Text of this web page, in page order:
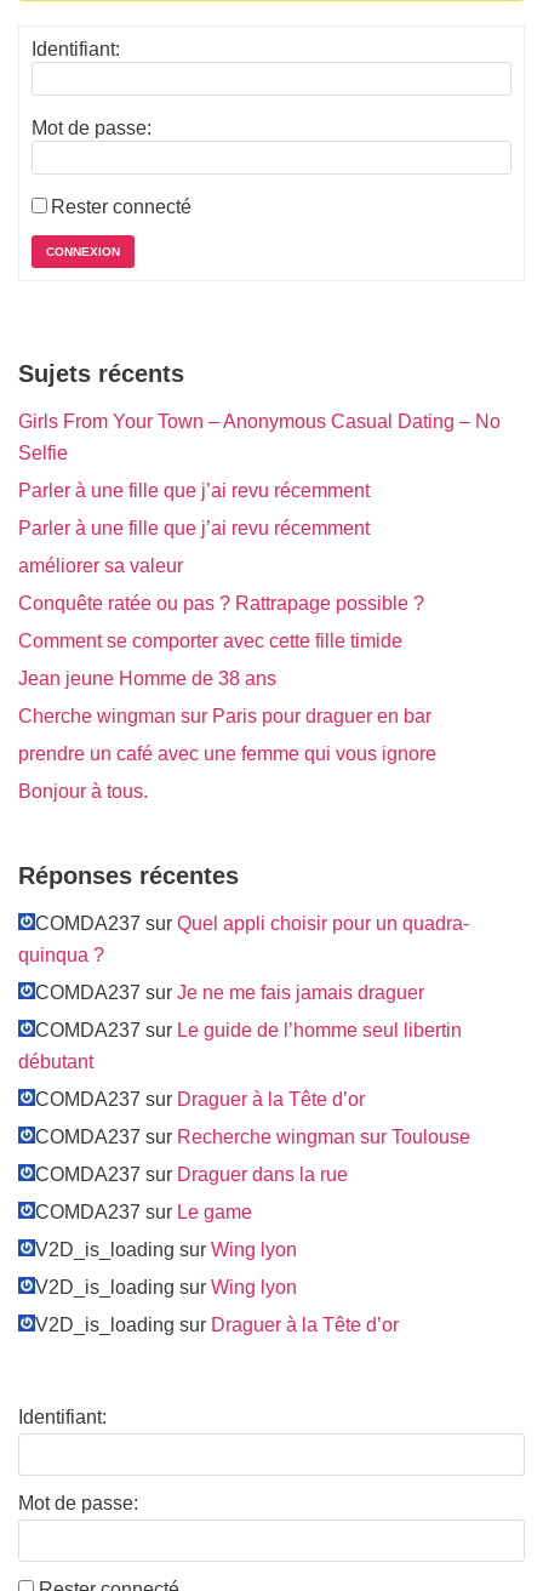
Identifiant:
Mot de passe:
Rester connecté
CONNEXION
Sujets récents
Girls From Your Town – Anonymous Casual Dating – No
Selfie
Parler à une fille que j’ai revu récemment
Parler à une fille que j’ai revu récemment
améliorer sa valeur
Conquête ratée ou pas ? Rattrapage possible ?
Comment se comporter avec cette fille timide
Jean jeune Homme de 38 ans
Cherche wingman sur Paris pour draguer en bar
prendre un café avec une femme qui vous ignore
Bonjour à tous.
Réponses récentes
COMDA237 sur Quel appli choisir pour un quadra-
quinqua ?
COMDA237 sur Je ne me fais jamais draguer
COMDA237 sur Le guide de l’homme seul libertin
débutant
COMDA237 sur Draguer à la Tête d’or
COMDA237 sur Recherche wingman sur Toulouse
COMDA237 sur Draguer dans la rue
COMDA237 sur Le game
V2D_is_loading sur Wing lyon
V2D_is_loading sur Wing lyon
V2D_is_loading sur Draguer à la Tête d’or
Identifiant:
Mot de passe: